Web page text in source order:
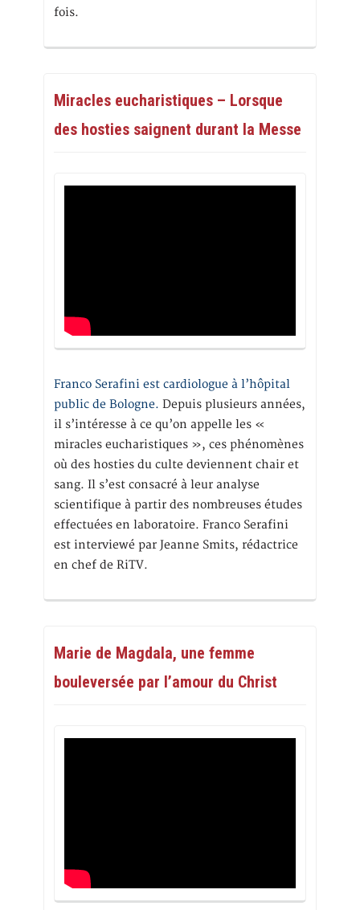
fois.
Miracles eucharistiques – Lorsque
des hosties saignent durant la Messe
Franco Serafini est cardiologue à l’hôpital
public de Bologne. Depuis plusieurs années,
il s’intéresse à ce qu’on appelle les «
miracles eucharistiques », ces phénomènes
où des hosties du culte deviennent chair et
sang. Il s’est consacré à leur analyse
scientifique à partir des nombreuses études
effectuées en laboratoire. Franco Serafini
est interviewé par Jeanne Smits, rédactrice
en chef de RiTV.
Marie de Magdala, une femme
bouleversée par l’amour du Christ